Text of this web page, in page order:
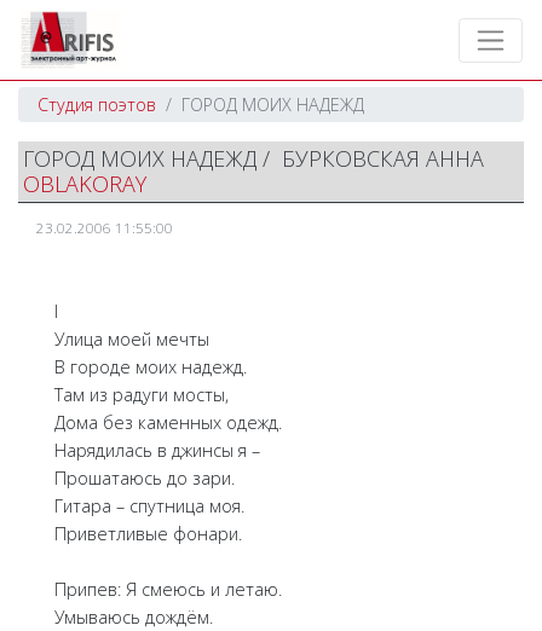
Студия поэтов ГОРОД МОИХ НАДЕЖД
ГОРОД МОИХ НАДЕЖД / БУРКОВСКАЯ АННА
OBLAKORAY
23.02.2006 11:55:00
I
Улица моей мечты
В городе моих надежд.
Там из радуги мосты,
Дома без каменных одежд.
Нарядилась в джинсы я –
Прошатаюсь до зари.
Гитара – спутница моя.
Приветливые фонари.
Припев: Я смеюсь и летаю.
Умываюсь дождём.